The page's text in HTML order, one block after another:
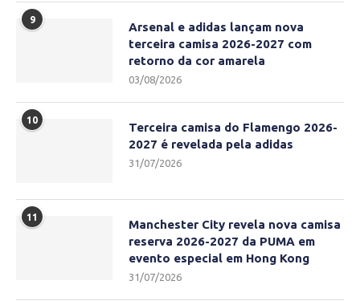
9
Arsenal e adidas lançam nova
terceira camisa 2026-2027 com
retorno da cor amarela
03/08/2026
10
Terceira camisa do Flamengo 2026-
2027 é revelada pela adidas
31/07/2026
11
Manchester City revela nova camisa
reserva 2026-2027 da PUMA em
evento especial em Hong Kong
31/07/2026